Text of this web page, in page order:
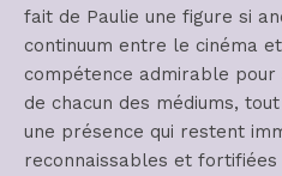
fait de Paulie une figure si
continuum entre le cinéma
compétence admirable pour
de chacun des médiums,
une présence qui restent
reconnaissables et